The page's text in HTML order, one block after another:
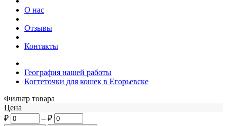
О нас
Отзывы
Контакты
География нашей работы
Когтеточки для кошек в Егорьевске
Фильтр товара
Цена
₽
– ₽